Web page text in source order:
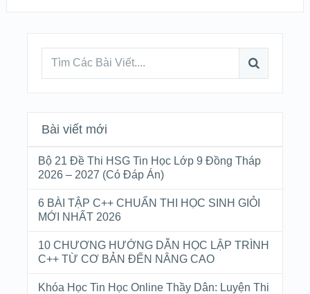
Bài viết mới
Bộ 21 Đề Thi HSG Tin Học Lớp 9 Đồng Tháp
2026 – 2027 (Có Đáp Án)
6 BÀI TẬP C++ CHUẨN THI HỌC SINH GIỎI
MỚI NHẤT 2026
10 CHƯƠNG HƯỚNG DẪN HỌC LẬP TRÌNH
C++ TỪ CƠ BẢN ĐẾN NÂNG CAO
Khóa Học Tin Học Online Thầy Dân: Luyện Thi